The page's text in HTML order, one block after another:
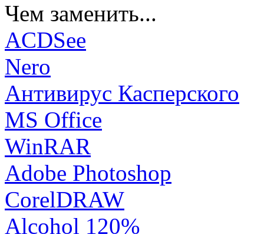
Чем заменить...
ACDSee
Nero
Антивирус Касперского
MS Office
WinRAR
Adobe Photoshop
CorelDRAW
Alcohol 120%